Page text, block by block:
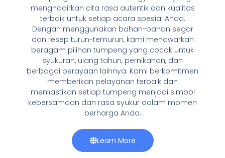
menghadirkan cita rasa autentik dan kualitas
terbaik untuk setiap acara spesial Anda.
Dengan menggunakan bahan-bahan segar
dan resep turun-temurun, kami menawarkan
beragam pilihan tumpeng yang cocok untuk
syukuran, ulang tahun, pernikahan, dan
berbagai perayaan lainnya. Kami berkomitmen
memberikan pelayanan terbaik dan
memastikan setiap tumpeng menjadi simbol
kebersamaan dan rasa syukur dalam momen
berharga Anda.
Learn More